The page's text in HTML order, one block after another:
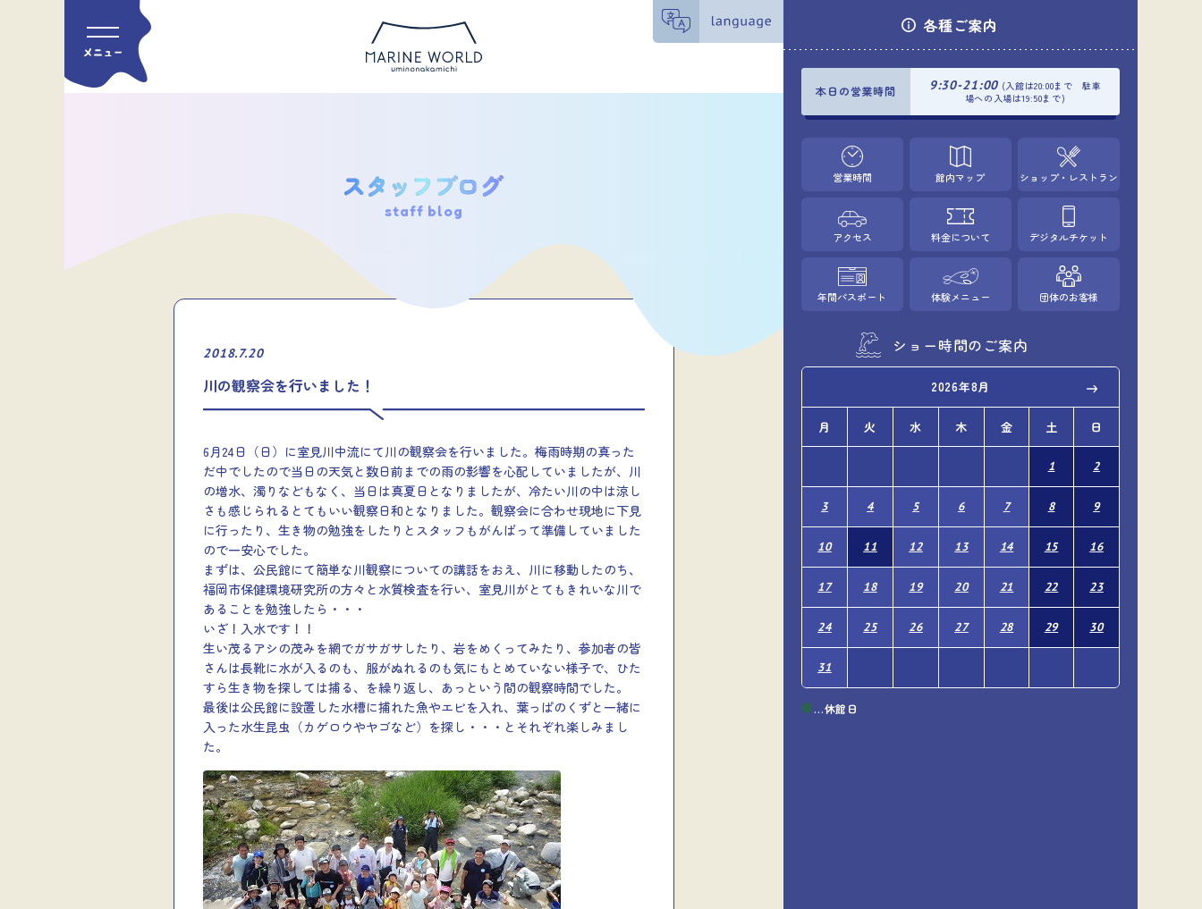
staff blog
2018.7.20
川の観察会を行いました！
6月24日（日）に室見川中流にて川の観察会を行いました。梅雨時期の真った
だ中でしたので当日の天気と数日前までの雨の影響を心配していましたが、川
の増水、濁りなどもなく、当日は真夏日となりましたが、冷たい川の中は涼し
さも感じられるとてもいい観察日和となりました。観察会に合わせ現地に下見
に行ったり、生き物の勉強をしたりとスタッフもがんばって準備していました
ので一安心でした。
まずは、公民館にて簡単な川観察についての講話をおえ、川に移動したのち、
福岡市保健環境研究所の方々と水質検査を行い、室見川がとてもきれいな川で
あることを勉強したら・・・
いざ！入水です！！
生い茂るアシの茂みを網でガサガサしたり、岩をめくってみたり、参加者の皆
さんは長靴に水が入るのも、服がぬれるのも気にもとめていない様子で、ひた
すら生き物を探しては捕る、を繰り返し、あっという間の観察時間でした。
最後は公民館に設置した水槽に捕れた魚やエビを入れ、葉っぱのくずと一緒に
入った水生昆虫（カゲロウやヤゴなど）を探し・・・とそれぞれ楽しみまし
た。
各種ご案内
本日の営業時間 9:30-21:00 (入館は20:00まで 駐車
場への入場は19:50まで)
営業時間 館内マップ ショップ・レストラン
アクセス 料金について デジタルチケット
年間パスポート 体験メニュー 団体のお客様
ショー時間のご案内
2026年8月
月 火 水 木 金 土 日
1 2
3 4 5 6 7 8 9
10 11 12 13 14 15 16
17 18 19 20 21 22 23
24 25 26 27 28 29 30
31
…休館日